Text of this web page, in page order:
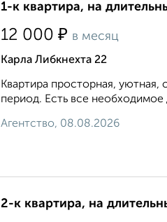
1-к квартира, на
12 000 ₽ в месяц
Карла Либкнехта 22
Квартира просторная,
период. Есть все необходимое
Агентство, 08.08.2026
2-к квартира, на